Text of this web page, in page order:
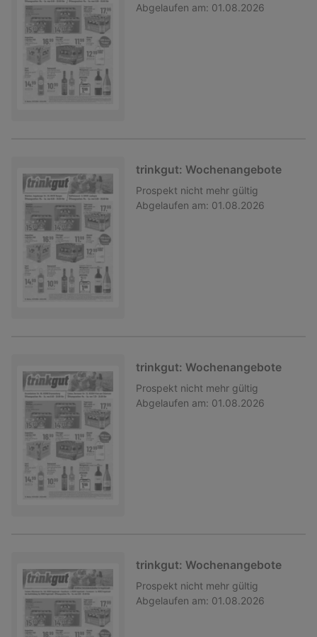
Abgelaufen am: 01.08.2026
trinkgut: Wochenangebote
Prospekt nicht mehr gültig
Abgelaufen am: 01.08.2026
trinkgut: Wochenangebote
Prospekt nicht mehr gültig
Abgelaufen am: 01.08.2026
trinkgut: Wochenangebote
Prospekt nicht mehr gültig
Abgelaufen am: 01.08.2026